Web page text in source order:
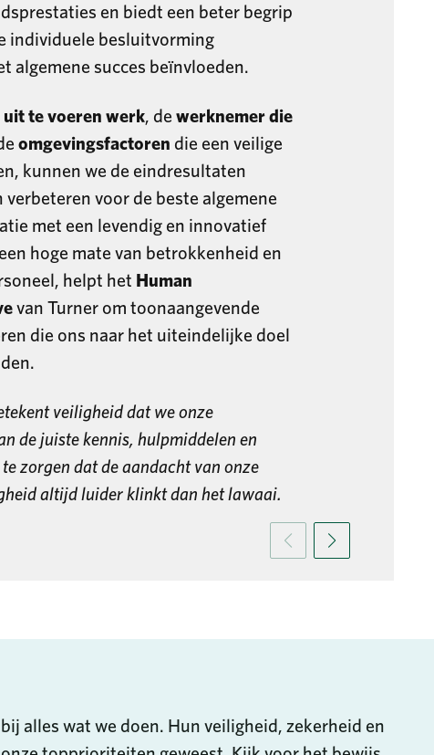
en biedt een beter begrip
individuele besluitvorming
algemene succes beïnvloeden.
uit te voeren werk, de werknemer die
omgevingsfactoren die een veilige
kunnen we de eindresultaten
voor de beste algemene
met een levendig en innovatief
hoge mate van betrokkenheid en
helpt het Human
van Turner om toonaangevende
die ons naar het uiteindelijke doel
veiligheid dat we onze
de juiste kennis, hulpmiddelen en
zorgen dat de aandacht van onze
altijd luider klinkt dan het lawaai.
alles wat we doen. Hun veiligheid, zekerheid en